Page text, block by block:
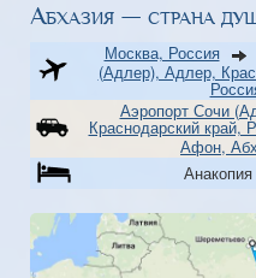
Абхазия — страна
Москва, Россия
(Адлер), Адлер,
Аэропорт Сочи
Краснодарский край,
Афон,